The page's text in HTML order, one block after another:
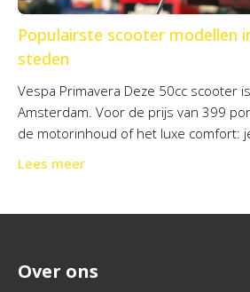
Populairste scooter modellen
steden
Vespa Primavera Deze 50cc scooter
Amsterdam. Voor de prijs van 399
de motorinhoud of het luxe comfort:
Lees meer
Over ons